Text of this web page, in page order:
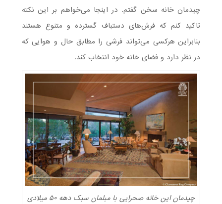
چیدمان خانه سخن گفتم. در اینجا می‌خواهم بر این نکته
تاکید کنم که فرش‌های دستباف گسترده و متنوع هستند
بنابراین هرکسی می‌تواند فرشی را مطابق حال و هوایی که
در نظر دارد و فضای خانه خود انتخاب کند.
چیدمان این خانه صحرایی با مبلمان سبک دهه ۵۰ میلادی